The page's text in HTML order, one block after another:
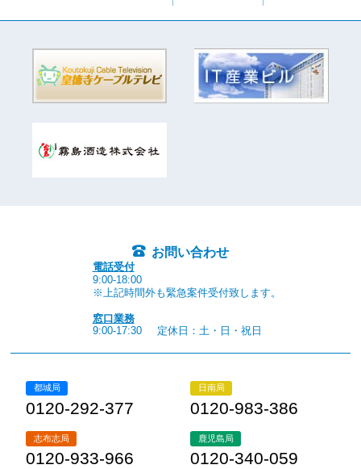
お問い合わせ
電話受付
9:00-18:00
※上記時間外も緊急案件受付致します。
窓口業務
9:00-17:30
定休日：土・日・祝日
都城局
0120-292-377
日南局
0120-983-386
志布志局
0120-933-966
鹿児島局
0120-340-059